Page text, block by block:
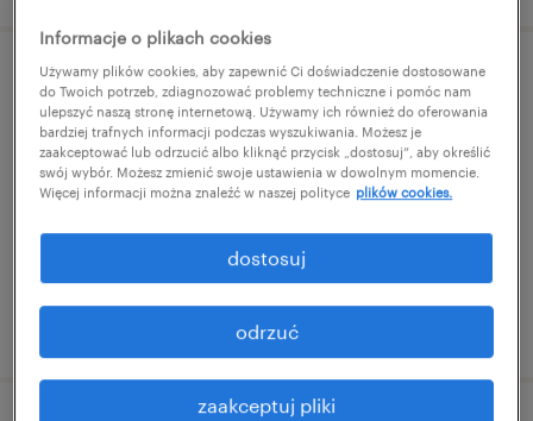
monter / monterka ds. montażu
mechanicznego
bydgoszcz, kujawsko-pomorskie
opublikowano 7 sierpnia 2026
Informacje o plikach cookies
Używamy plików cookies, aby zapewnić Ci doświadczenie dostosowane
do Twoich potrzeb, zdiagnozować problemy techniczne i pomóc nam
ulepszyć naszą stronę internetową. Używamy ich również do oferowania
bardziej trafnych informacji podczas wyszukiwania. Możesz je
zaakceptować lub odrzucić albo kliknąć przycisk „dostosuj”, aby określić
swój wybór. Możesz zmienić swoje ustawienia w dowolnym momencie.
Więcej informacji można znaleźć w naszej polityce plików cookies.
zaakceptuj pliki
odrzuć
dostosuj